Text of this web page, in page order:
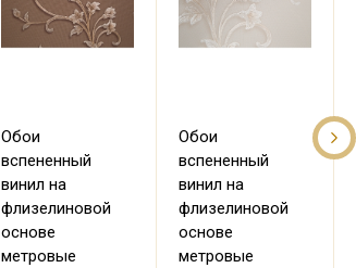
Обои
вспененный
винил на
флизелиновой
основе
метровые
Обои
вспененный
винил на
флизелиновой
основе
метровые